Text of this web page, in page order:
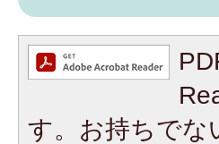
す。お持ちでな